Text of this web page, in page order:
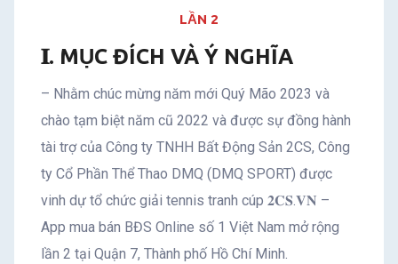
MỞ
RỘNG
LẦN
LẦN 2
𝐈. MỤC ĐÍCH VÀ Ý NGHĨA
– Nhằm chúc mừng năm mới Quý Mão 2023 và
chào tạm biệt năm cũ 2022 và được sự đồng hành
tài trợ của Công ty TNHH Bất Động Sản 2CS, Công
ty Cổ Phần Thể Thao DMQ (DMQ SPORT) được
vinh dự tổ chức giải tennis tranh cúp 𝟐𝐂𝐒.𝐕𝐍 –
App mua bán BĐS Online số 1 Việt Nam mở rộng
lần 2 tại Quận 7, Thành phố Hồ Chí Minh.